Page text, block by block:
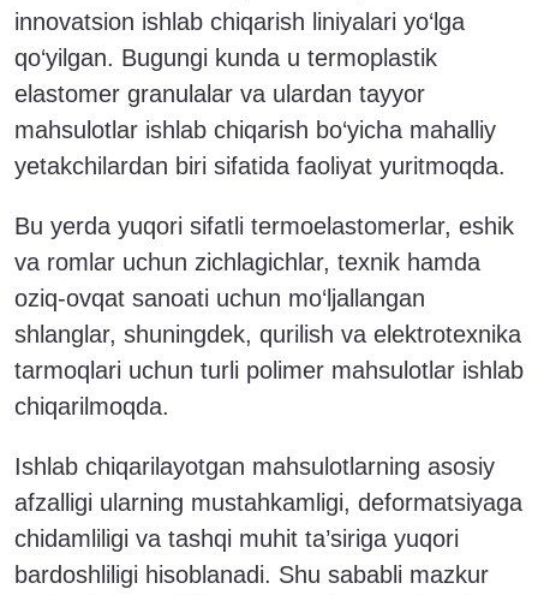
innovatsion ishlab chiqarish liniyalari yo‘lga
qo‘yilgan. Bugungi kunda u termoplastik
elastomer granulalar va ulardan tayyor
mahsulotlar ishlab chiqarish bo‘yicha mahalliy
yetakchilardan biri sifatida faoliyat yuritmoqda.
Bu yerda yuqori sifatli termoelastomerlar, eshik
va romlar uchun zichlagichlar, texnik hamda
oziq-ovqat sanoati uchun mo‘ljallangan
shlanglar, shuningdek, qurilish va elektrotexnika
tarmoqlari uchun turli polimer mahsulotlar ishlab
chiqarilmoqda.
Ishlab chiqarilayotgan mahsulotlarning asosiy
afzalligi ularning mustahkamligi, deformatsiyaga
chidamliligi va tashqi muhit ta’siriga yuqori
bardoshliligi hisoblanadi. Shu sababli mazkur